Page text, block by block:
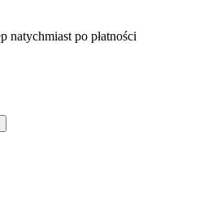
natychmiast po płatności